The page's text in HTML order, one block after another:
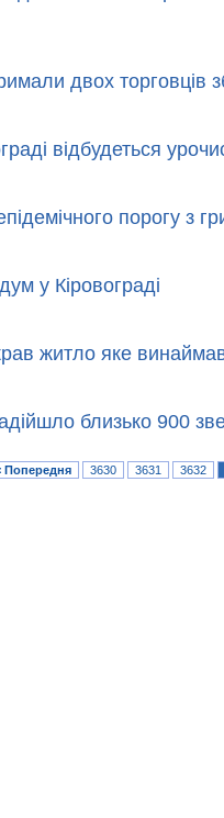
двох торговців
відбудеться
порогу з
у Кіровограді
житло яке
близько 900
Попередня 3630 3631 3632